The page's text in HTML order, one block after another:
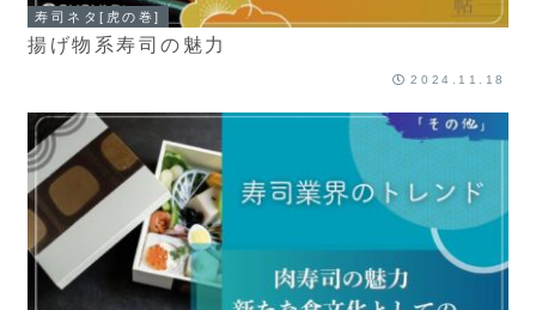
寿司ネタ[虎の巻]
揚げ物系寿司の魅力
2024.11.18